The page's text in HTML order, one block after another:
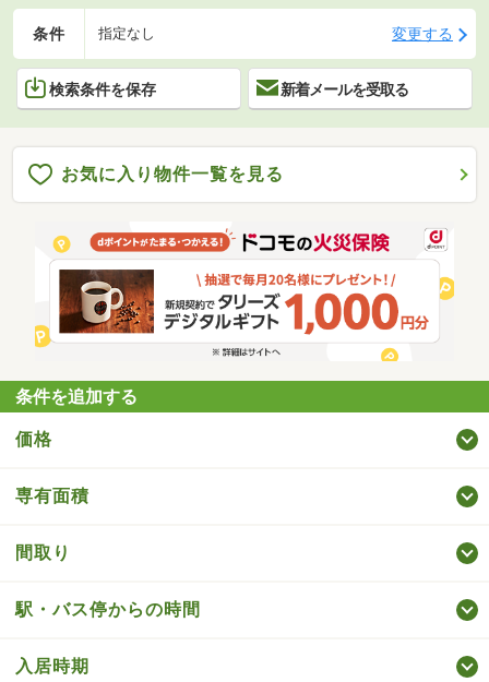
条件 指定なし 変更する
検索条件を保存 新着メールを受取る
お気に入り物件一覧を見る
条件を追加する
価格
専有面積
間取り
駅・バス停からの時間
入居時期